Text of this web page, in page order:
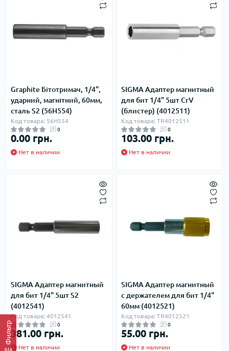
Фильтр
Graphite Бітотримач, 1/4",
ударний, магнітний, 60мм,
сталь S2 (56H554)
Код товара: 56H554
0
0.00 грн.
Нет в наличии
SIGMA Адаптер магнитный
для бит 1/4" 5шт CrV
(блистер) (4012511)
Код товара: TR4012511
0
103.00 грн.
Нет в наличии
SIGMA Адаптер магнитный
для бит 1/4" 5шт S2
(4012541)
Код товара: 4012541
0
381.00 грн.
Нет в наличии
SIGMA Адаптер магнитный
с держателем для бит 1/4"
60мм (4012521)
Код товара: TR4012521
0
55.00 грн.
Нет в наличии